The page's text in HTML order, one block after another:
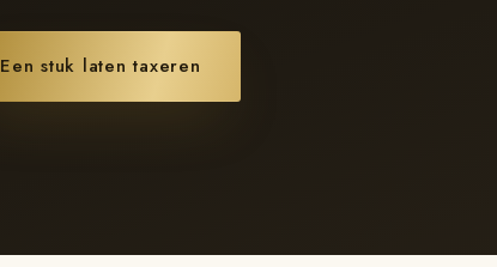
Een stuk laten taxeren